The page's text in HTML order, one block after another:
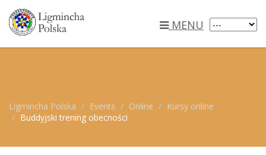
MENU
Ligmincha Polska Events Online
Kursy online
Buddyjski trening obecności